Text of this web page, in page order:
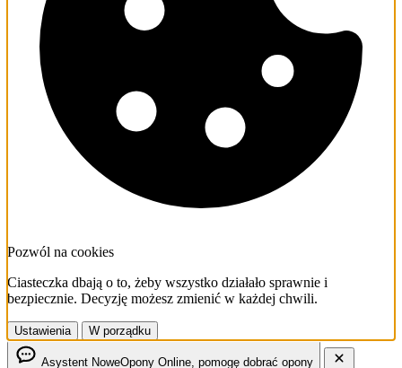
Pozwól na cookies
Ciasteczka dbają o to, żeby wszystko działało sprawnie i
bezpiecznie. Decyzję możesz zmienić w każdej chwili.
Ustawienia W porządku
Asystent NoweOpony Online, pomogę dobrać opony